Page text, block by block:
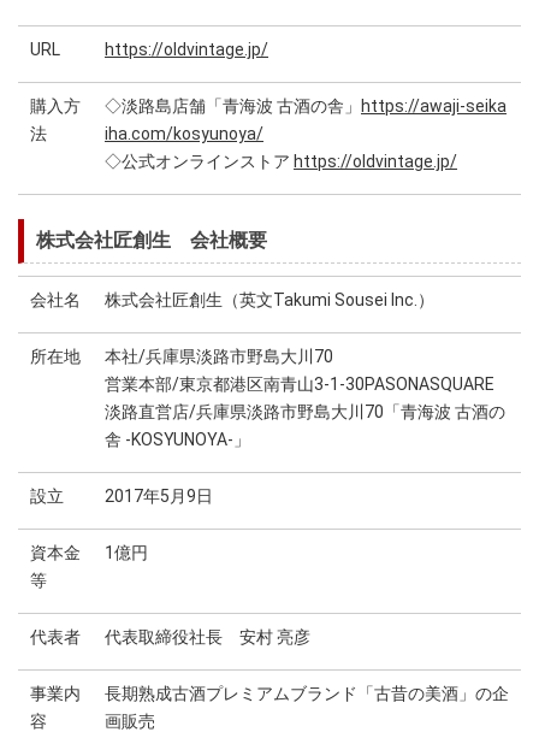
URL https://oldvintage.jp/
購入方
法
◇淡路島店舗「青海波 古酒の舎」
https://awaji-seika
iha.com/kosyunoya/
◇公式オンラインストア https://oldvintage.jp/
株式会社匠創生 会社概要
会社名 株式会社匠創生（英文Takumi Sousei Inc.）
所在地
本社/兵庫県淡路市野島大川70
営業本部/東京都港区南青山3-1-30PASONASQUARE
淡路直営店/兵庫県淡路市野島大川70「青海波 古酒の
舎 -KOSYUNOYA-」
設立 2017年5月9日
資本金
等
1億円
代表者 代表取締役社長 安村 亮彦
事業内
容
長期熟成古酒プレミアムブランド「古昔の美酒」の企
画販売